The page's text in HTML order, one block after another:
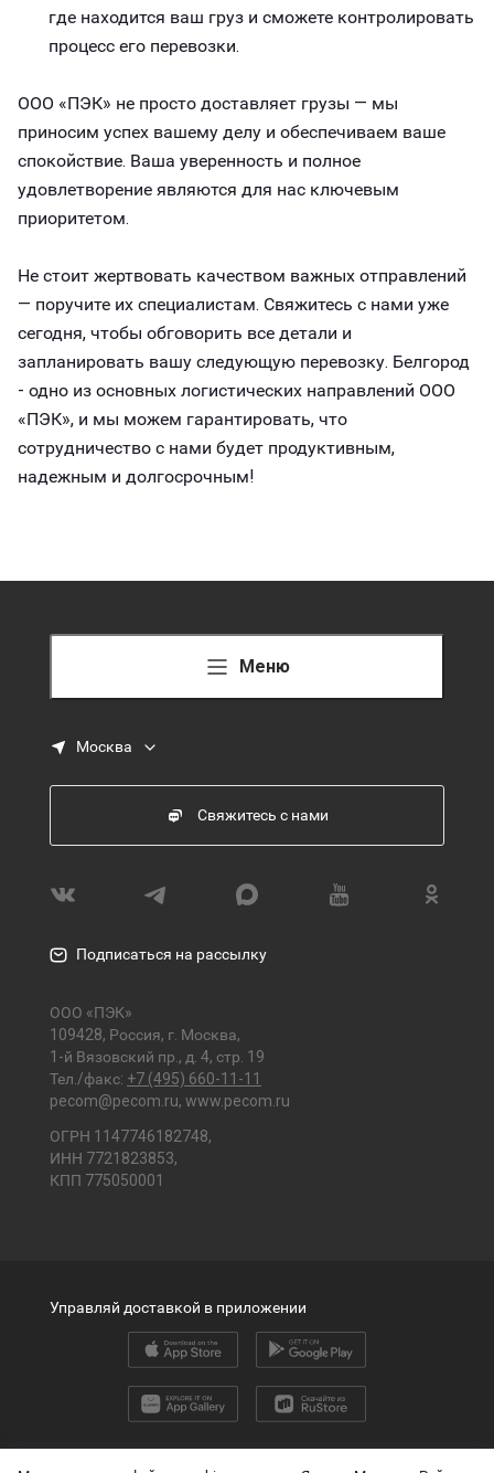
где находится ваш груз и сможете контролировать
процесс его перевозки.
ООО «ПЭК» не просто доставляет грузы — мы
приносим успех вашему делу и обеспечиваем ваше
спокойствие. Ваша уверенность и полное
удовлетворение являются для нас ключевым
приоритетом.
Не стоит жертвовать качеством важных отправлений
— поручите их специалистам. Свяжитесь с нами уже
сегодня, чтобы обговорить все детали и
запланировать вашу следующую перевозку. Белгород
- одно из основных логистических направлений ООО
«ПЭК», и мы можем гарантировать, что
сотрудничество с нами будет продуктивным,
надежным и долгосрочным!
Меню
Москва
Свяжитесь с нами
Подписаться на рассылку
ООО «ПЭК»
109428, Россия, г. Москва,
1-й Вязовский пр., д. 4, стр. 19
Тел./факс: +7 (495) 660-11-11
pecom@pecom.ru, www.pecom.ru
ОГРН 1147746182748,
ИНН 7721823853,
КПП 775050001
2026 © ООО «ПЭК»
Управляй доставкой в приложении